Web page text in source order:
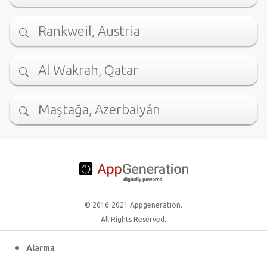
Rankweil, Austria
Al Wakrah, Qatar
Maştağa, Azerbaiyán
© 2016-2021 Appgeneration.
All Rights Reserved.
Alarma